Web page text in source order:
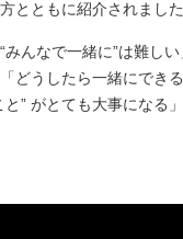
とともに紹介されました
んなで一緒に”は難し
どうしたら一緒にでき
” がとても大事になる